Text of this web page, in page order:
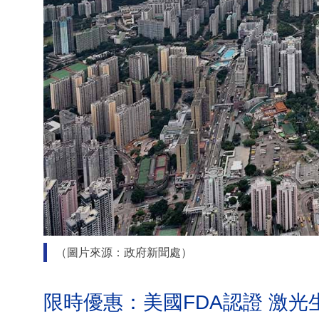
（圖片來源：政府新聞處）
限時優惠：美國FDA認證 激光